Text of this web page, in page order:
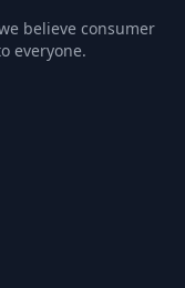
believe consumer
everyone.